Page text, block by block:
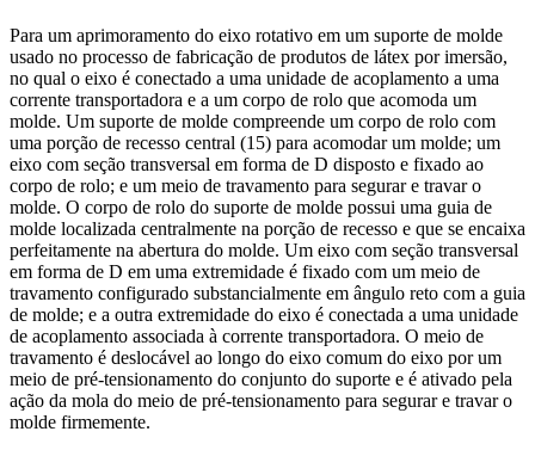
Para um aprimoramento do eixo rotativo em um suporte de molde
usado no processo de fabricação de produtos de látex por imersão,
no qual o eixo é conectado a uma unidade de acoplamento a uma
corrente transportadora e a um corpo de rolo que acomoda um
molde. Um suporte de molde compreende um corpo de rolo com
uma porção de recesso central (15) para acomodar um molde; um
eixo com seção transversal em forma de D disposto e fixado ao
corpo de rolo; e um meio de travamento para segurar e travar o
molde. O corpo de rolo do suporte de molde possui uma guia de
molde localizada centralmente na porção de recesso e que se encaixa
perfeitamente na abertura do molde. Um eixo com seção transversal
em forma de D em uma extremidade é fixado com um meio de
travamento configurado substancialmente em ângulo reto com a guia
de molde; e a outra extremidade do eixo é conectada a uma unidade
de acoplamento associada à corrente transportadora. O meio de
travamento é deslocável ao longo do eixo comum do eixo por um
meio de pré-tensionamento do conjunto do suporte e é ativado pela
ação da mola do meio de pré-tensionamento para segurar e travar o
molde firmemente.